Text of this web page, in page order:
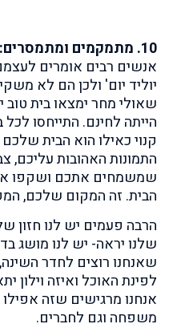
10. מתמקמים ומתמסרים:
אנשים רבים אומרים
יוליד יום' ולכן הם לא
שאולי מחר ימצאו בית טוב
הייתה לחינם. התייחסו
קנוי כאילו הוא הבית
התמונות האהובות עליכם,
שמשמחים אתכם ושקפו
הבית. זה המקום שלכם,
הרבה פעמים יש לנו חזון
שלנו יראה- יש לנו מושג
שאנחנו רוצים לחדר
לפינת האוכל ואיזה וילון
אנחנו מרגישים שזה אפילו
משפחה וגם לחברים.